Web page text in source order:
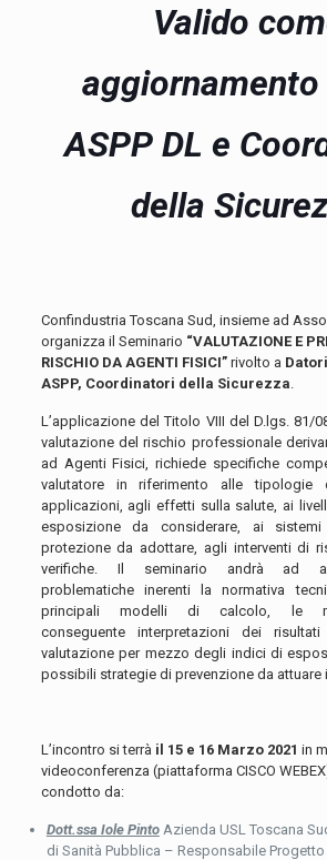
Valido
aggiornamento
ASPP DL e
della
Confindustria Toscana Sud, insieme ad
organizza il Seminario “VALUTAZIONE E
RISCHIO DA AGENTI FISICI”rivolto a
ASPP, Coordinatori della Sicurezza.
L’applicazione del Titolo VIII del D.lgs. 81/
valutazione del rischio professionale
ad Agenti Fisici, richiede specifiche
valutatore in riferimento alle
applicazioni, agli effetti sulla salute, ai
esposizione da considerare, ai
protezione da adottare, agli interventi di
verifiche. Il seminario andrà ad
problematiche inerenti la normativa
principali modelli di calcolo, le
conseguente interpretazioni dei
valutazione per mezzo degli indici di
possibili strategie di prevenzione da attuare
L’incontro si terrà il 15 e 16 Marzo 2021 in
videoconferenza (piattaforma CISCO
condotto da:
Dott.ssa Iole PintoAzienda USL Toscana
di Sanità Pubblica – Responsabile